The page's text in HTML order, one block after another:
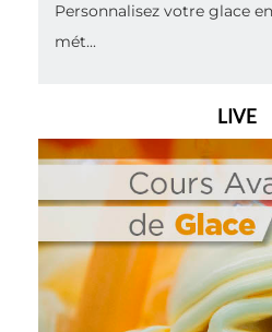
Personnalisez votre glace
mét...
LIVE